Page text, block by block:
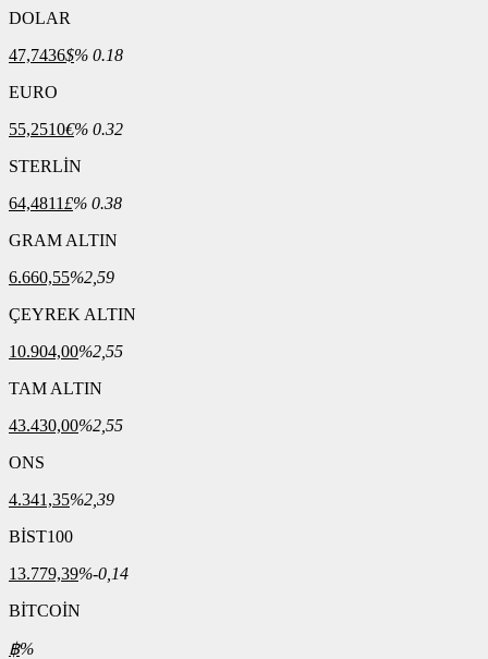
DOLAR
47,7436$% 0.18
EURO
55,2510€% 0.32
STERLİN
64,4811£% 0.38
GRAM ALTIN
6.660,55%2,59
ÇEYREK ALTIN
10.904,00%2,55
TAM ALTIN
43.430,00%2,55
ONS
4.341,35%2,39
BİST100
13.779,39%-0,14
BİTCOİN
฿%